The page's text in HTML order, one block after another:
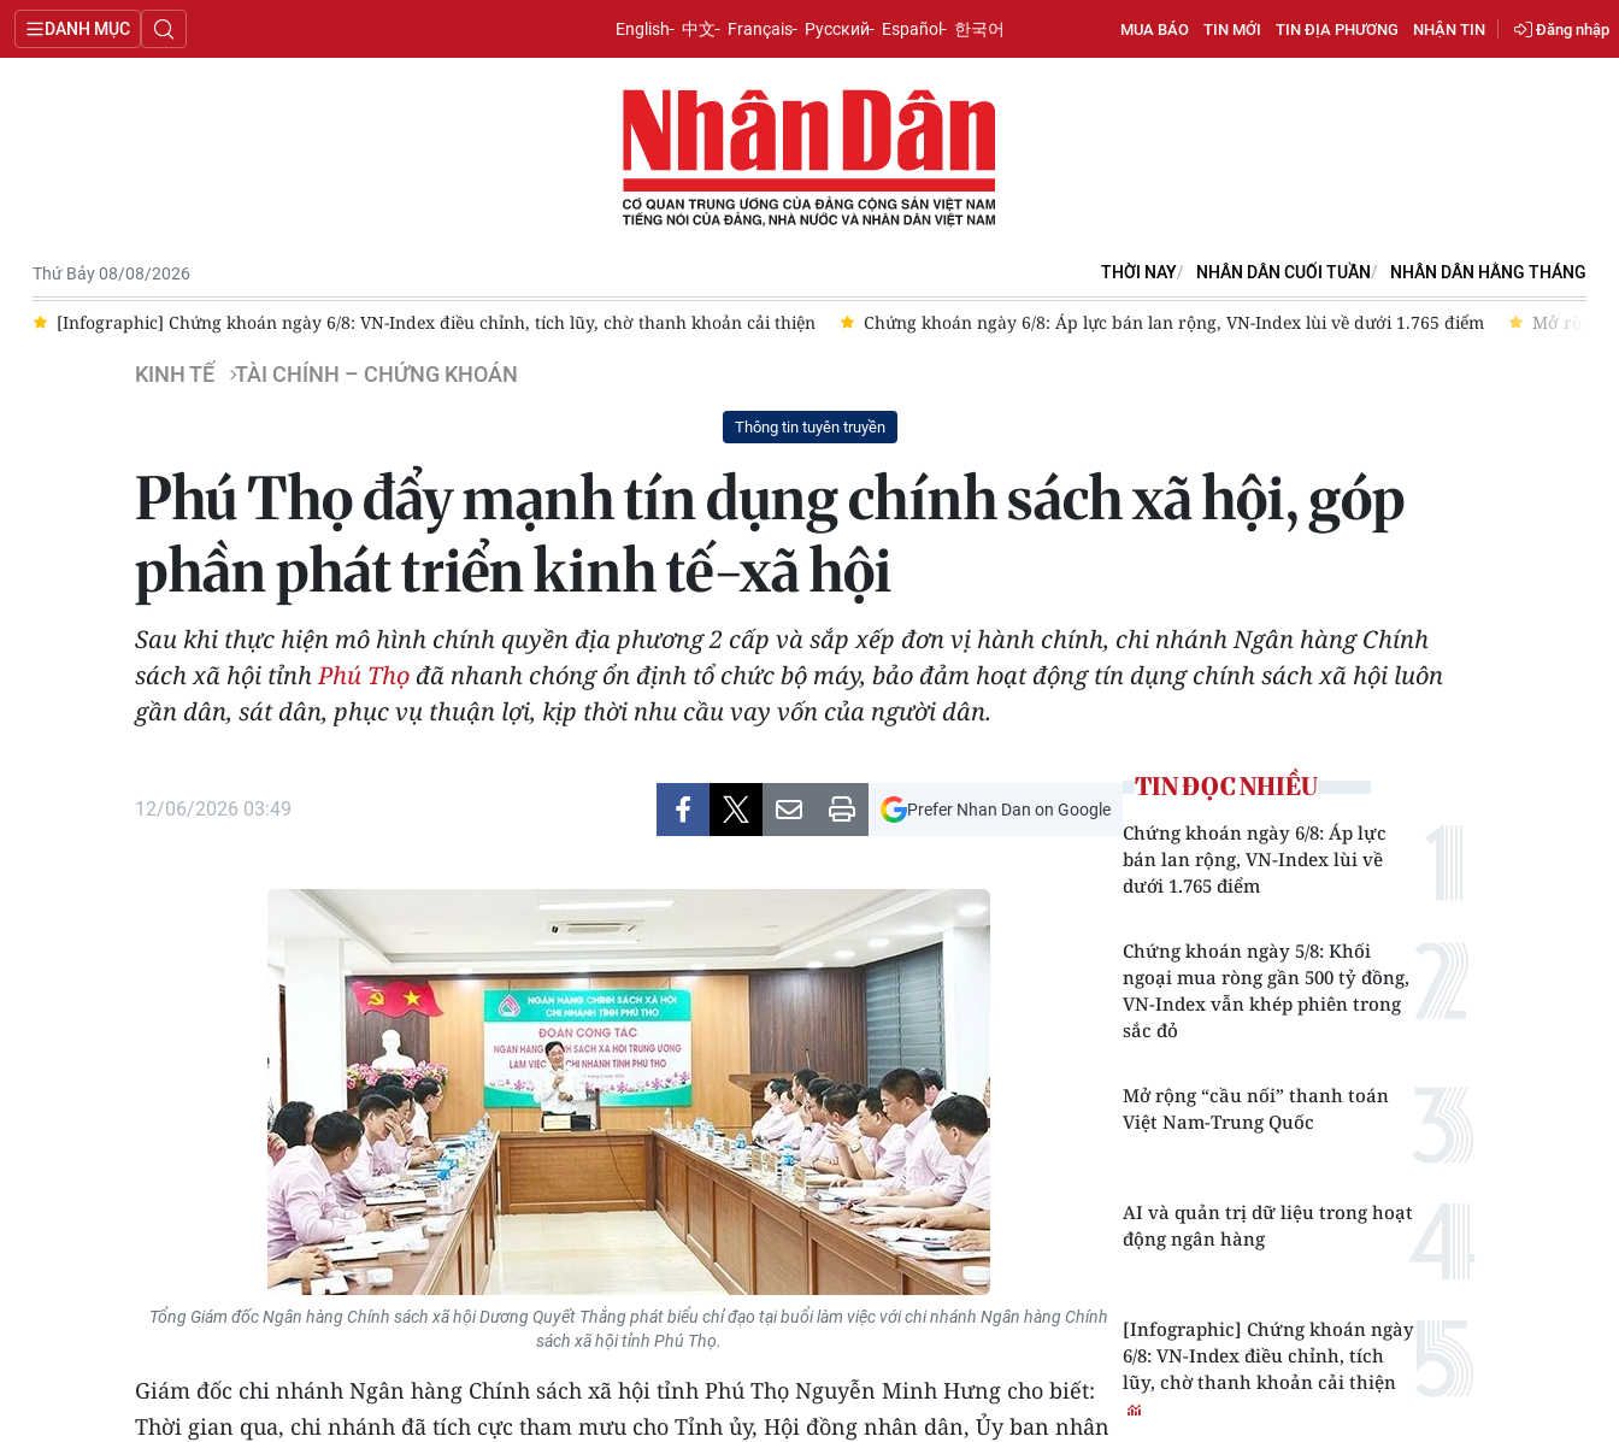
DANH MỤC English 中文 Français Русский Español 한국어 MUA BÁO TIN MỚI TIN ĐỊA PHƯƠNG NHẬN TIN Đăng nhập
Thứ Bảy 08/08/2026 THỜI NAY NHÂN DÂN CUỐI TUẦN NHÂN DÂN HẰNG THÁNG
khoán ngày 6/8: VN-Index điều chỉnh, tích lũy, chờ thanh khoản cải thiện Chứng khoán ngày 6/8: Áp lực bán lan rộng, VN-Index lùi về dưới 1.765 điểm Mở rộng “cầu nối” thanh toán
KINH TẾ TÀI CHÍNH – CHỨNG KHOÁN
Thông tin tuyên truyền
Phú Thọ đẩy mạnh tín dụng chính sách xã hội, góp
phần phát triển kinh tế-xã hội
Sau khi thực hiện mô hình chính quyền địa phương 2 cấp và sắp xếp đơn vị hành chính, chi nhánh Ngân hàng Chính
sách xã hội tỉnhPhú Thọđã nhanh chóng ổn định tổ chức bộ máy, bảo đảm hoạt động tín dụng chính sách xã hội luôn
gần dân, sát dân, phục vụ thuận lợi, kịp thời nhu cầu vay vốn của người dân.
12/06/2026 03:49 Prefer Nhan Dan on Google
Tổng Giám đốc Ngân hàng Chính sách xã hội Dương Quyết Thắng phát biểu chỉ đạo tại buổi làm việc với chi nhánh Ngân hàng Chính
sách xã hội tỉnh Phú Thọ.
Giám đốc chi nhánh Ngân hàng Chính sách xã hội tỉnh Phú Thọ Nguyễn Minh Hưng cho biết:
Thời gian qua, chi nhánh đã tích cực tham mưu cho Tỉnh ủy, Hội đồng nhân dân, Ủy ban nhân
TIN ĐỌC NHIỀU
Chứng khoán ngày 6/8: Áp lực
bán lan rộng, VN-Index lùi về
dưới 1.765 điểm
Chứng khoán ngày 5/8: Khối
ngoại mua ròng gần 500 tỷ đồng,
VN-Index vẫn khép phiên trong
sắc đỏ
Mở rộng “cầu nối” thanh toán
Việt Nam-Trung Quốc
AI và quản trị dữ liệu trong hoạt
động ngân hàng
[Infographic] Chứng khoán ngày
6/8: VN-Index điều chỉnh, tích
lũy, chờ thanh khoản cải thiện